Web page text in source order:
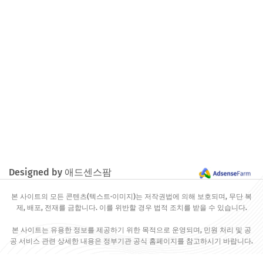
Designed by 애드센스팜
본 사이트의 모든 콘텐츠(텍스트·이미지)는 저작권법에 의해 보호되며, 무단 복
제, 배포, 전재를 금합니다. 이를 위반할 경우 법적 조치를 받을 수 있습니다.
본 사이트는 유용한 정보를 제공하기 위한 목적으로 운영되며, 민원 처리 및 공
공 서비스 관련 상세한 내용은 정부기관 공식 홈페이지를 참고하시기 바랍니다.